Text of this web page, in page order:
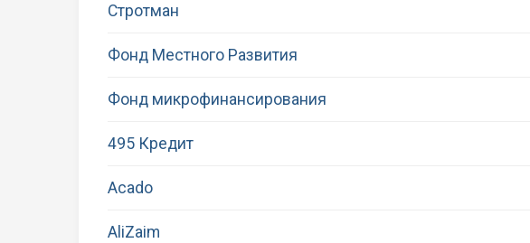
Стротман
Фонд Местного Развития
Фонд микрофинансирования
495 Кредит
Acado
AliZaim